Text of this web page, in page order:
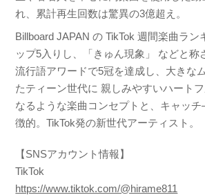
れ、累計再生回数は驚異の3億超え。
Billboard JAPAN の TikTok 週間楽曲ラン
ップ5入りし、「きゅん現象」 などと称
流行語アワードで5冠を達成し、大きな
たティーン世代に 親しみやすいハート
なるような楽曲コンセプトと、キャッ
徴的。TikTok発の新世代アーティスト。
【SNSアカウント情報】
TikTok
https://www.tiktok.com/@hirame811